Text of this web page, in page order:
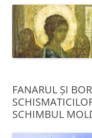
FANARUL ȘI
SCHIMBUL